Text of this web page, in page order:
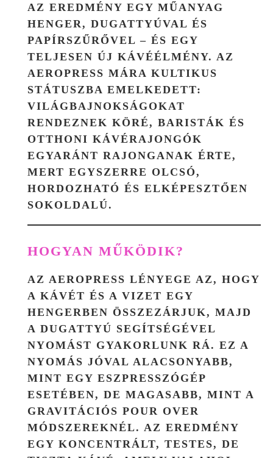
AZ EREDMÉNY EGY MŰANYAG
HENGER, DUGATTYÚVAL ÉS
PAPÍRSZŰRŐVEL – ÉS EGY
TELJESEN ÚJ KÁVÉÉLMÉNY. AZ
AEROPRESS MÁRA KULTIKUS
STÁTUSZBA EMELKEDETT:
VILÁGBAJNOKSÁGOKAT
RENDEZNEK KÖRÉ, BARISTÁK ÉS
OTTHONI KÁVÉRAJONGÓK
EGYARÁNT RAJONGANAK ÉRTE,
MERT EGYSZERRE OLCSÓ,
HORDOZHATÓ ÉS ELKÉPESZTŐEN
SOKOLDALÚ.
HOGYAN MŰKÖDIK?
AZ AEROPRESS LÉNYEGE AZ, HOGY
A KÁVÉT ÉS A VIZET EGY
HENGERBEN ÖSSZEZÁRJUK, MAJD
A DUGATTYÚ SEGÍTSÉGÉVEL
NYOMÁST GYAKORLUNK RÁ. EZ A
NYOMÁS JÓVAL ALACSONYABB,
MINT EGY ESZPRESSZÓGÉP
ESETÉBEN, DE MAGASABB, MINT A
GRAVITÁCIÓS POUR OVER
MÓDSZEREKNÉL. AZ EREDMÉNY
EGY KONCENTRÁLT, TESTES, DE